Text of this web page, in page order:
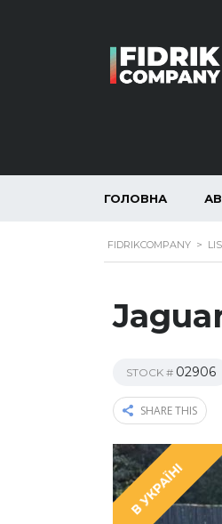
ГОЛОВНА
FIDRIKCOMPANY >
STOCK # 02906
SHARE THIS
В УКРАЇНІ